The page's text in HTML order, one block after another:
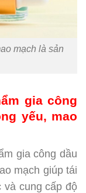
mạch là sản
gia công
yếu, mao
gia công dầu
mạch giúp tái
cung cấp độ